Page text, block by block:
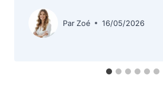
Par Zoé 16/05/2026